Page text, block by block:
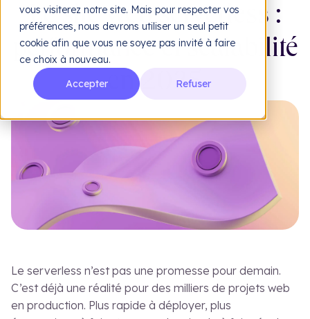
vous visiterez notre site. Mais pour respecter vos
préférences, nous devrons utiliser un seul petit
cookie afin que vous ne soyez pas invité à faire
ce choix à nouveau.
Accepter
Refuser
Design
Web design & UX/UI
L'agence
FR EN
Le site web serverless :
performance et scalabilité
en 2025
Le serverless n’est pas une promesse pour demain.
C’est déjà une réalité pour des milliers de projets web
en production. Plus rapide à déployer, plus